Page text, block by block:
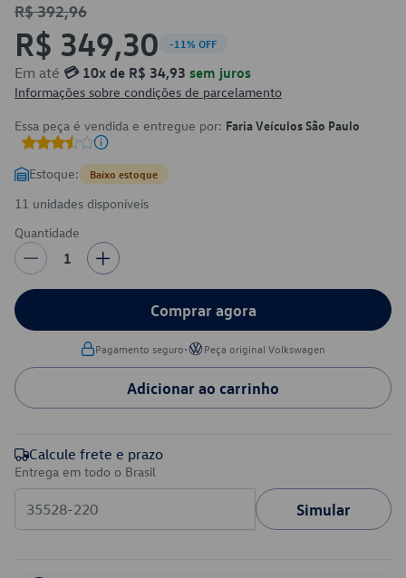
R$ 392,96
R$ 349,30 -11% OFF
Em até 💳 10x de R$ 34,93 sem juros
Informações sobre condições de parcelamento
Essa peça é vendida e entregue por: Faria Veículos São Paulo
Estoque: Baixo estoque
11 unidades disponíveis
Quantidade
1
Comprar agora
Pagamento seguro• Peça original Volkswagen
Adicionar ao carrinho
Calcule frete e prazo
Entrega em todo o Brasil
Simular